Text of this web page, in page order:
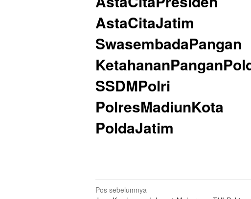
AstaCitaJatim
SwasembadaPangan
SSDMPolri
PolresMadiunKota
PoldaJatim
Navigasi
Pos sebelumnya